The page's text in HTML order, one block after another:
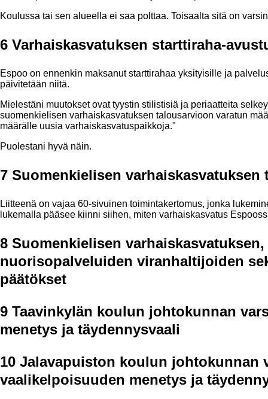
Koulussa tai sen alueella ei saa polttaa. Toisaalta sitä on
6 Varhaiskasvatuksen starttiraha-
Espoo on ennenkin maksanut starttirahaa yksityisille ja
päivitetään niitä.
Mielestäni muutokset ovat tyystin stilistisiä ja periaatteita
suomenkielisen varhaiskasvatuksen talousarvioon varatun
määrälle uusia varhaiskasvatuspaikkoja."
Puolestani hyvä näin.
7 Suomenkielisen
Liitteenä on vajaa 60-sivuinen toimintakertomus, jonka
lukemalla pääsee kiinni siihen, miten varhaiskasvatus
8 Suomenkielisen
nuorisopalveluiden viranhaltijoiden
päätökset
9 Taavinkylän koulun johtokunnan
menetys ja täydennysvaali
10 Jalavapuiston koulun johtokunnan
vaalikelpoisuuden menetys ja